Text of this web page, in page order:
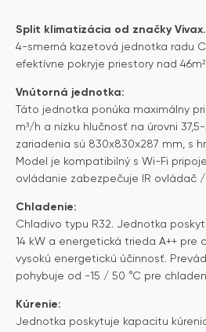
Split klimatizácia od značky Vivax.
4-smerná kazetová jednotka radu
efektívne pokryje priestory nad 46m²
Vnútorná jednotka:
Táto jednotka ponúka maximálny
m³/h a nízku hlučnosť na úrovni
zariadenia sú 830x830x287 mm, s
Model je kompatibilný s Wi-Fi
ovládanie zabezpečuje IR ovládač /
Chladenie:
Chladivo typu R32. Jednotka
14 kW a energetická trieda A++ pre
vysokú energetickú účinnosť.
pohybuje od -15 / 50 °C pre
Kúrenie:
Jednotka poskytuje kapacitu